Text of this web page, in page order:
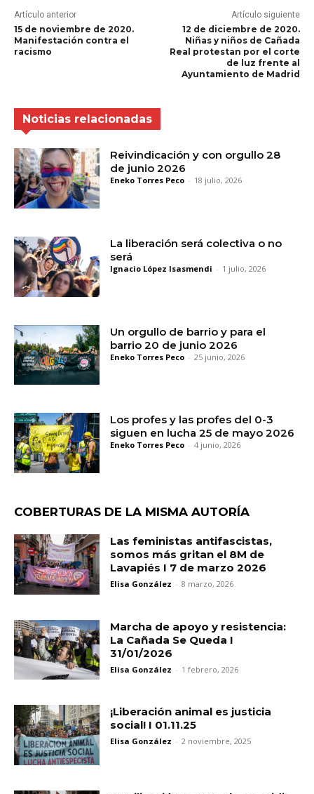
Artículo anterior
15 de noviembre de 2020.
Manifestación contra el
racismo
Artículo siguiente
12 de diciembre de 2020.
Niñas y niños de Cañada
Real protestan por el corte
de luz frente al
Ayuntamiento de Madrid
Noticias relacionadas
Reivindicación y con orgullo 28
de junio 2026
Eneko Torres Peco - 18 julio, 2026
La liberación será colectiva o no
será
Ignacio López Isasmendi - 1 julio, 2026
Un orgullo de barrio y para el
barrio 20 de junio 2026
Eneko Torres Peco - 25 junio, 2026
Los profes y las profes del 0-3
siguen en lucha 25 de mayo 2026
Eneko Torres Peco - 4 junio, 2026
COBERTURAS DE LA MISMA AUTORÍA
Las feministas antifascistas,
somos más gritan el 8M de
Lavapiés I 7 de marzo 2026
Elisa González - 8 marzo, 2026
Marcha de apoyo y resistencia:
La Cañada Se Queda I
31/01/2026
Elisa González - 1 febrero, 2026
¡Liberación animal es justicia
social! I 01.11.25
Elisa González - 2 noviembre, 2025